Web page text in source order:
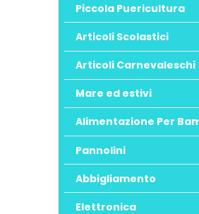
Piccola Puericultura
Articoli Scolastici
Articoli Carnevaleschi
Mare ed estivi
Alimentazione Per
Pannolini
Abbigliamento
Elettronica